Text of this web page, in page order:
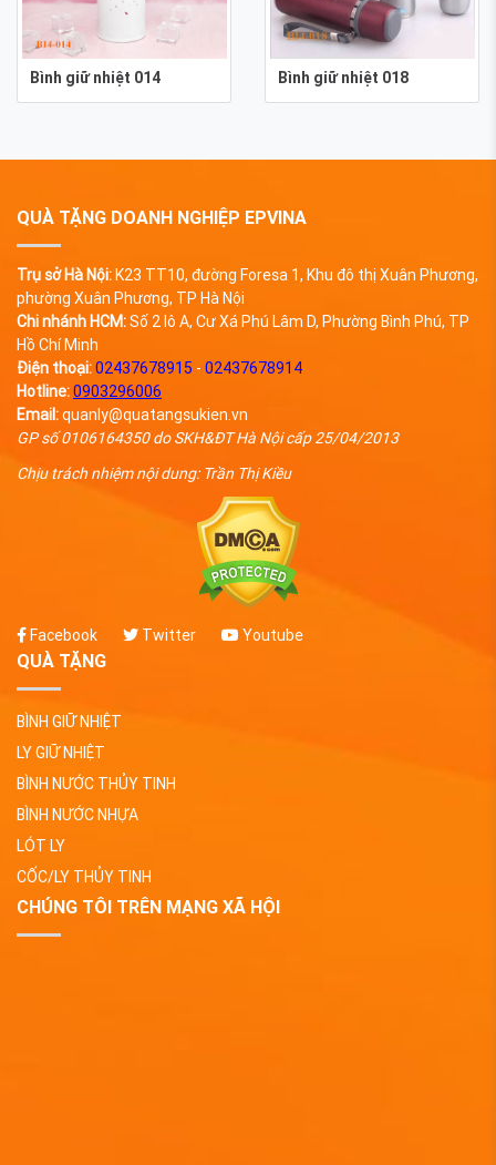
Bình giữ nhiệt 014 Bình giữ nhiệt 018
QUÀ TẶNG DOANH NGHIỆP EPVINA
Trụ sở Hà Nội:K23 TT10, đường Foresa 1, Khu đô thị Xuân Phương,
phường Xuân Phương, TP Hà Nội
Chi nhánh HCM:Số 2 lô A, Cư Xá Phú Lâm D, Phường Bình Phú, TP
Hồ Chí Minh
Điện thoại:02437678915 - 02437678914
Hotline:0903296006
Email:quanly@quatangsukien.vn
GP số 0106164350 do SKH&ĐT Hà Nội cấp 25/04/2013
Chịu trách nhiệm nội dung: Trần Thị Kiều
Facebook Twitter Youtube
QUÀ TẶNG
BÌNH GIỮ NHIỆT
LY GIỮ NHIỆT
BÌNH NƯỚC THỦY TINH
BÌNH NƯỚC NHỰA
LÓT LY
CỐC/LY THỦY TINH
CHÚNG TÔI TRÊN MẠNG XÃ HỘI